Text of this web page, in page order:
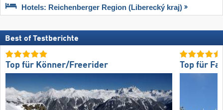
Hotels: Reichenberger Region (Liberecký kraj)
Best of Testberichte
Top für Könner/Freerider Top für